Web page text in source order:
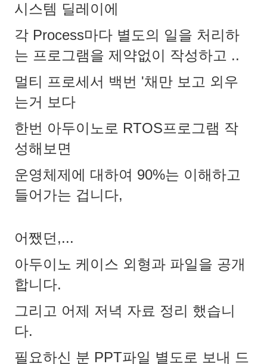
시스템 딜레이에
각 Process마다 별도의 일을 처리하
는 프로그램을 제약없이 작성하고 ..
멀티 프로세서 백번 '채만 보고 외우
는거 보다
한번 아두이노로 RTOS프로그램 작
성해보면
운영체제에 대하여 90%는 이해하고
들어가는 겁니다,
어쨌던,...
아두이노 케이스 외형과 파일을 공개
합니다.
그리고 어제 저녁 자료 정리 했습니
다.
필요하신 분 PPT파일 별도로 보내 드